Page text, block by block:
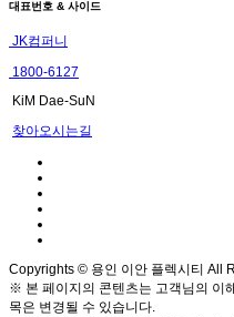
대표번호 & 사이드
JK컴퍼니
1800-6127
KiM Dae-SuN
찾아오시는길
Copyrights © 용인 이안 플렉시티 All
※ 본 페이지의 콘텐츠는 고객님의 이
목은 변경될 수 있습니다.